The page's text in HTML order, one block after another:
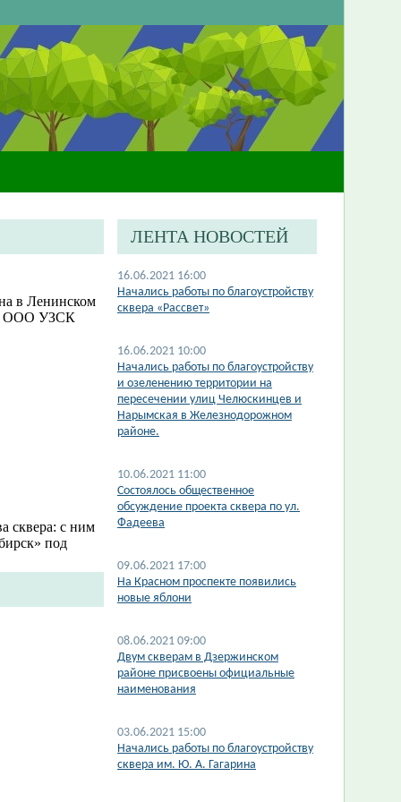
в Ленинском
ООО УЗСК
сквера: с ним
под
ЛЕНТА НОВОСТЕЙ
16.06.2021 16:00
Начались работы по благоустройству
сквера «Рассвет»
16.06.2021 10:00
Начались работы по благоустройству
и озеленению территории на
пересечении улиц Челюскинцев и
Нарымская в Железнодорожном
районе.
10.06.2021 11:00
Состоялось общественное
обсуждение проекта сквера по ул.
Фадеева
09.06.2021 17:00
На Красном проспекте появились
новые яблони
08.06.2021 09:00
Двум скверам в Дзержинском
районе присвоены официальные
наименования
03.06.2021 15:00
Начались работы по благоустройству
сквера им. Ю. А. Гагарина